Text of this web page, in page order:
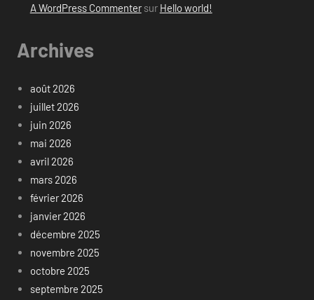
A WordPress Commentersur Hello world!
Archives
août 2026
juillet 2026
juin 2026
mai 2026
avril 2026
mars 2026
février 2026
janvier 2026
décembre 2025
novembre 2025
octobre 2025
septembre 2025